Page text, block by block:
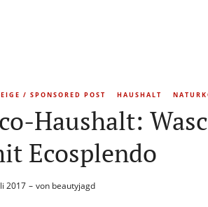
/ SPONSORED POST HAUSHALT
Haushalt:
Ecosplendo
2017 von beautyjagd